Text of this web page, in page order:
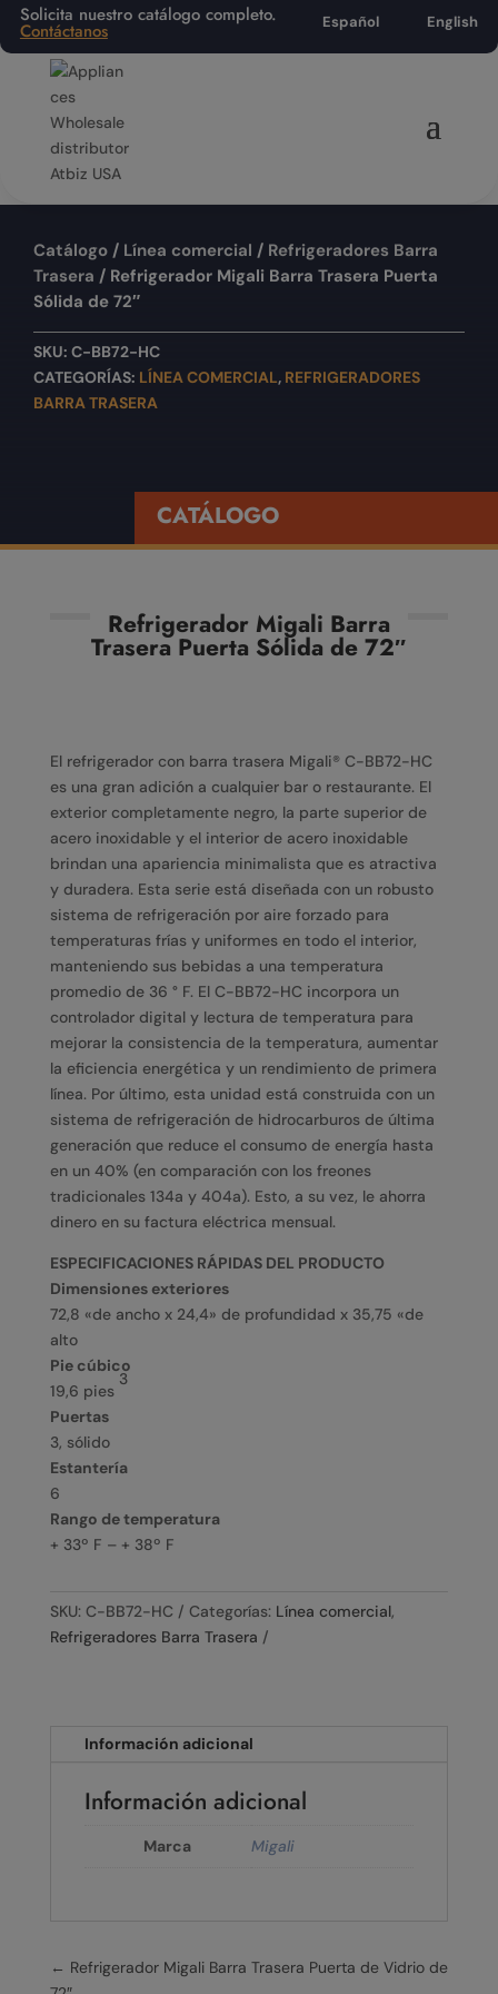
Solicita nuestro catálogo completo.
Contáctanos Español English
Catálogo / Línea comercial / Refrigeradores Barra
Trasera / Refrigerador Migali Barra Trasera Puerta
Sólida de 72″
SKU: C-BB72-HC
CATEGORÍAS: LÍNEA COMERCIAL, REFRIGERADORES
BARRA TRASERA
CATÁLOGO
Refrigerador Migali Barra
Trasera Puerta Sólida de 72″
El refrigerador con barra trasera Migali® C-BB72-HC
es una gran adición a cualquier bar o restaurante. El
exterior completamente negro, la parte superior de
acero inoxidable y el interior de acero inoxidable
brindan una apariencia minimalista que es atractiva
y duradera. Esta serie está diseñada con un robusto
sistema de refrigeración por aire forzado para
temperaturas frías y uniformes en todo el interior,
manteniendo sus bebidas a una temperatura
promedio de 36 ° F. El C-BB72-HC incorpora un
controlador digital y lectura de temperatura para
mejorar la consistencia de la temperatura, aumentar
la eficiencia energética y un rendimiento de primera
línea. Por último, esta unidad está construida con un
sistema de refrigeración de hidrocarburos de última
generación que reduce el consumo de energía hasta
en un 40% (en comparación con los freones
tradicionales 134a y 404a). Esto, a su vez, le ahorra
dinero en su factura eléctrica mensual.
ESPECIFICACIONES RÁPIDAS DEL PRODUCTO
Dimensiones exteriores
72,8 «de ancho x 24,4» de profundidad x 35,75 «de
alto
Pie cúbico
19,6 pies
3
Puertas
3, sólido
Estantería
6
Rango de temperatura
+ 33º F – + 38º F
SKU: C-BB72-HC Categorías: Línea comercial,
Refrigeradores Barra Trasera
Información adicional
Información adicional
Marca Migali
← Refrigerador Migali Barra Trasera Puerta de Vidrio de